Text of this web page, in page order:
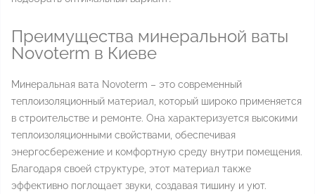
Преимущества минеральной ваты
Novoterm в Киеве
Минеральная вата Novoterm – это современный
теплоизоляционный материал, который широко применяется
в строительстве и ремонте. Она характеризуется высокими
теплоизоляционными свойствами, обеспечивая
энергосбережение и комфортную среду внутри помещения.
Благодаря своей структуре, этот материал также
эффективно поглощает звуки, создавая тишину и уют.